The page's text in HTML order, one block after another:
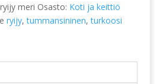
ryijy meri Osasto: Koti ja keittiö
ryijy,tummansininen,turkoosi